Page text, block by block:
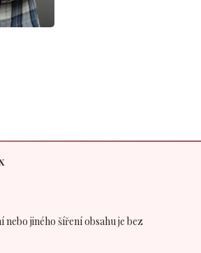
jiného šíření obsahu je bez